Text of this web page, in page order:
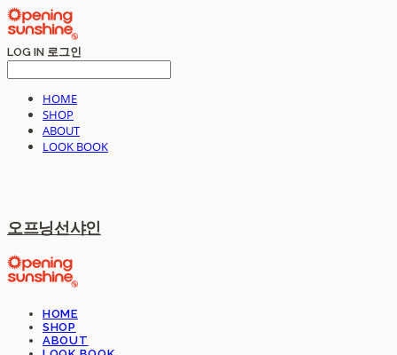
LOG IN 로그인
HOME
SHOP
ABOUT
LOOK BOOK
오프닝선샤인
HOME
SHOP
ABOUT